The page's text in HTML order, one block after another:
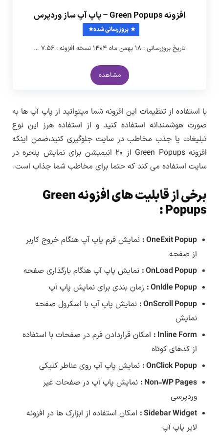
افزونه Green Popups – پاپ آپ ساز وردپرس
بروزرسانی شده
تاریخ بروزرسانی : ۱۸ بهمن ماه ۱۴۰۴ نسخه افزونه : ۷.۵۶ …
مشاهده
با استفاده از تنظیمات این افزونه شما میتوانید از پاپ آپ ها به
صورت هوشمندانه استفاده کنید و از استفاده هرز این نوع
تبلیغات یا جذب مخاطب در سایت جلوگیری کنید،ضمن اینکه
افزونه Green Popups از ۲۰ انیمیشن برای نمایش پنجره در
سایت استفاده می کند که حتما برای مخاطب شما جذاب است.
برخی از قابلیت های افزونه Green
Popups :
OneExit Popup : نمایش فرم پاپ آپ هنگام خروج کاربر
از صفحه
OnLoad Popup : نمایش پاپ آپ هنگام بارگذاری صفحه
Onldle Popup : زمان بندی برای نمایش پاپ آپ
OnScroll Popup : نمایش پاپ آپ با اسکرول صفحه
نمایش
Inline Form :
امکان قراردادن فرم در صفحات با استفاده
از کدهای کوتاه
OnClick Popup : نمایش پاپ آپ روی عناطر کلیکی
Non-WP Pages : نمایش پاپ آپ در صفحات غیر
وردپرسی
Sidebar Widget : امکان استفاده از ابزارک ها در افزونه
لایر پاپ آپ